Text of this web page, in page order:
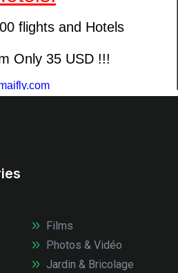
Films
Photos & Vidéo
Jardin & Bricolage